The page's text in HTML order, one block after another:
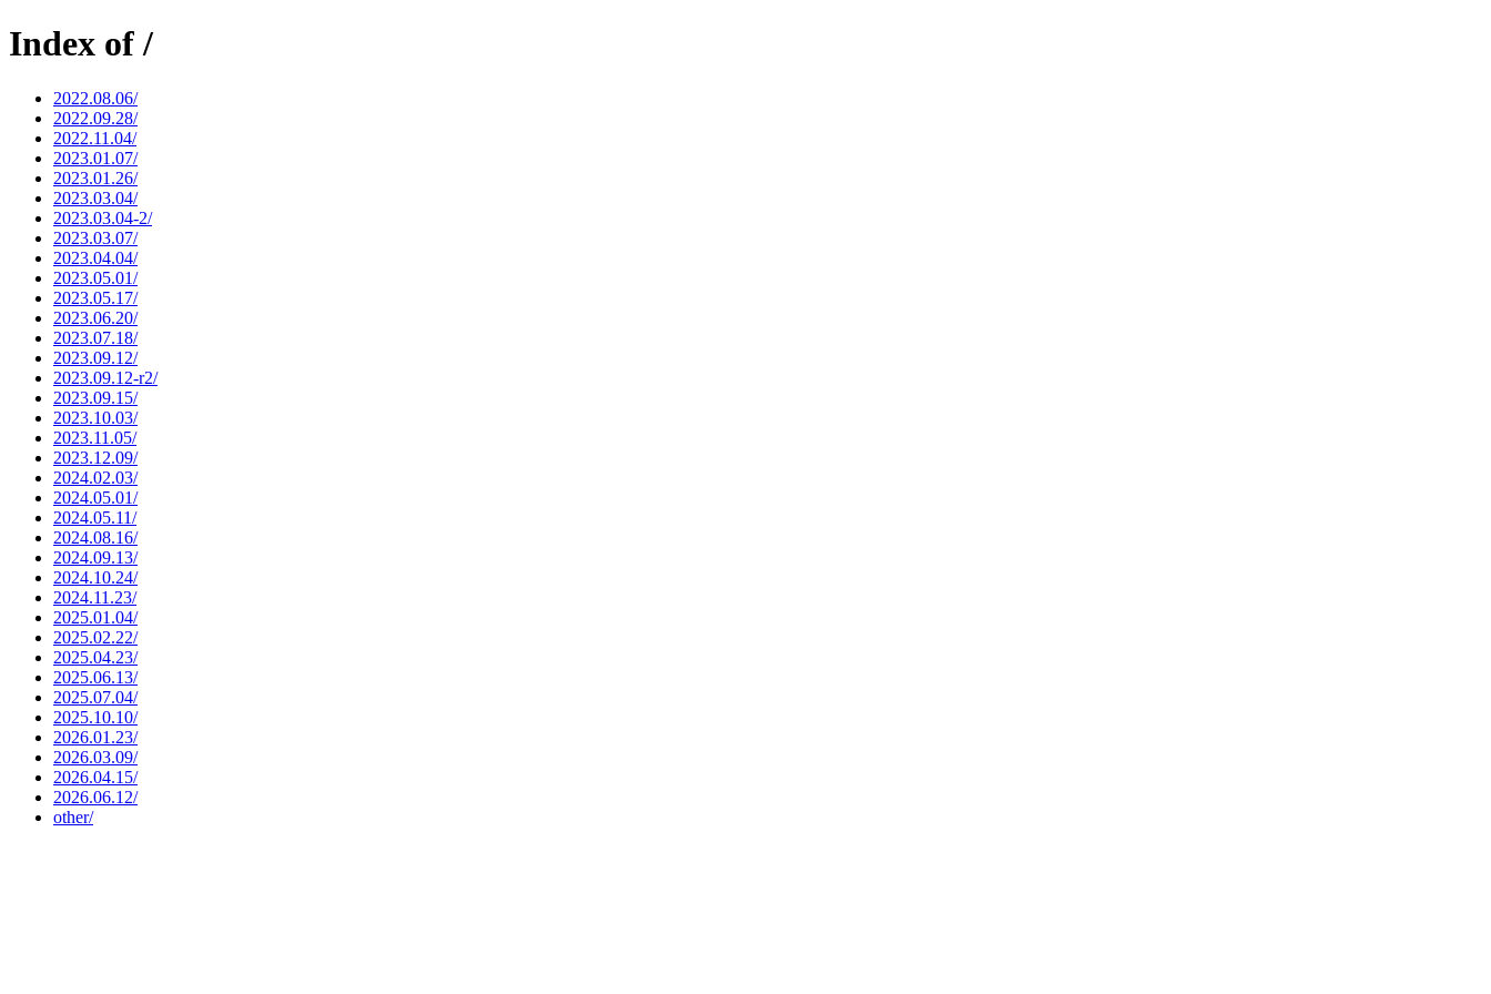
Index of /
2022.08.06/
2022.09.28/
2022.11.04/
2023.01.07/
2023.01.26/
2023.03.04/
2023.03.04-2/
2023.03.07/
2023.04.04/
2023.05.01/
2023.05.17/
2023.06.20/
2023.07.18/
2023.09.12/
2023.09.12-r2/
2023.09.15/
2023.10.03/
2023.11.05/
2023.12.09/
2024.02.03/
2024.05.01/
2024.05.11/
2024.08.16/
2024.09.13/
2024.10.24/
2024.11.23/
2025.01.04/
2025.02.22/
2025.04.23/
2025.06.13/
2025.07.04/
2025.10.10/
2026.01.23/
2026.03.09/
2026.04.15/
2026.06.12/
other/